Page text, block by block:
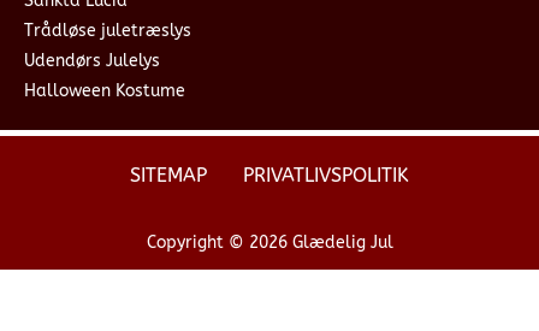
Trådløse juletræslys
Udendørs Julelys
Halloween Kostume
SITEMAP PRIVATLIVSPOLITIK
Copyright © 2026 Glædelig Jul